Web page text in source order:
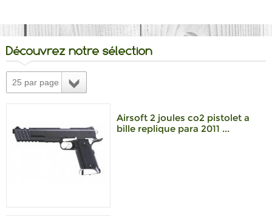
Découvrez notre sélection
25 par page
Airsoft 2 joules co2 pistolet a
bille replique para 2011 ...